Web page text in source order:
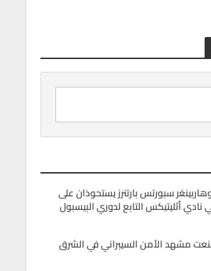
سبورتس بارتنرز يستحوذان على
أثليتيكس التابع لدوري البيسبول
صنعت مشهد الأمن السيبراني في الشرق